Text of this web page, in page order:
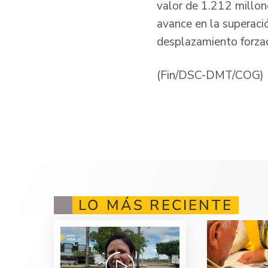
valor de 1.212
avance en la
desplazamiento
(Fin/DSC-DMT/COG)
LO MÁS RECIENTE